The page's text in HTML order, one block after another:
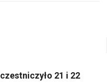
21 i 22